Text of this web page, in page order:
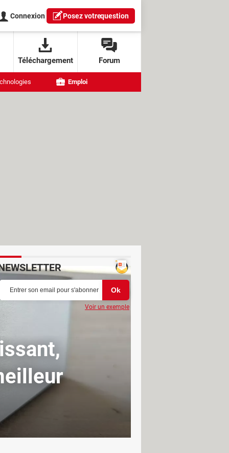
Connexion Posez votrequestion
Téléchargement Forum
Emploi
Voir un exemple